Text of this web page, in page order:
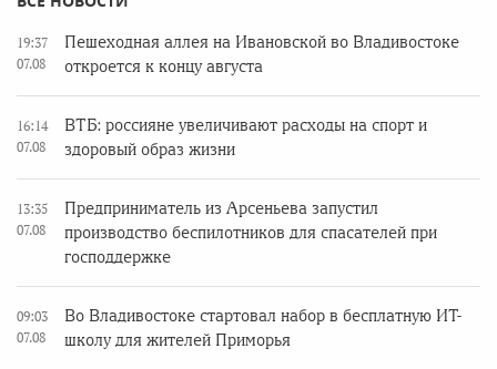
19:37
07.08
Пешеходная аллея на Ивановской во Владивостоке
откроется к концу августа
16:14
07.08
ВТБ: россияне увеличивают расходы на спорт и
здоровый образ жизни
13:35
07.08
Предприниматель из Арсеньева запустил
производство беспилотников для спасателей при
господдержке
09:03
07.08
Во Владивостоке стартовал набор в бесплатную ИТ-
школу для жителей Приморья